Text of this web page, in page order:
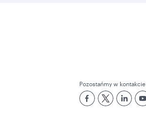
Pozostańmy w kontakcie